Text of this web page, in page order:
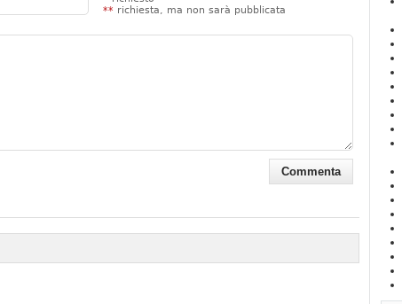
** richiesta, ma non sarà pubblicata